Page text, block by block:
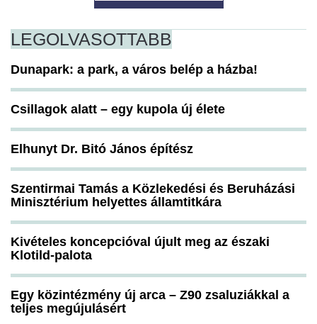
LEGOLVASOTTABB
Dunapark: a park, a város belép a házba!
Csillagok alatt – egy kupola új élete
Elhunyt Dr. Bitó János építész
Szentirmai Tamás a Közlekedési és Beruházási
Minisztérium helyettes államtitkára
Kivételes koncepcióval újult meg az északi
Klotild-palota
Egy közintézmény új arca – Z90 zsaluziákkal a
teljes megújulásért